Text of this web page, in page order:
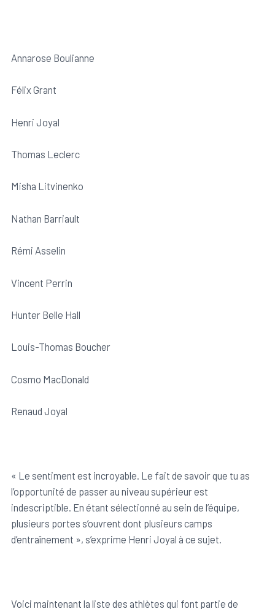
Faire un don
Nous contacter
Annarose Boulianne
Félix Grant
Henri Joyal
Thomas Leclerc
Misha Litvinenko
Nathan Barriault
Rémi Asselin
Vincent Perrin
Hunter Belle Hall
Louis-Thomas Boucher
Cosmo MacDonald
Renaud Joyal
« Le sentiment est incroyable. Le fait de savoir que tu as
l’opportunité de passer au niveau supérieur est
indescriptible. En étant sélectionné au sein de l’équipe,
plusieurs portes s’ouvrent dont plusieurs camps
d’entraînement », s’exprime Henri Joyal à ce sujet.
Voici maintenant la liste des athlètes qui font partie de